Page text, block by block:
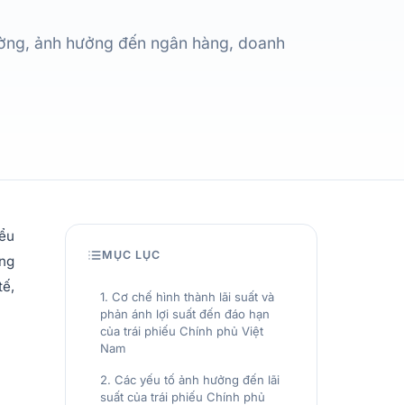
ảnh hưởng đến ngân hàng, doanh
MỤC LỤC
1. Cơ chế hình thành lãi suất và
phản ánh lợi suất đến đáo hạn
của trái phiếu Chính phủ Việt
Nam
2. Các yếu tố ảnh hưởng đến lãi
suất của trái phiếu Chính phủ